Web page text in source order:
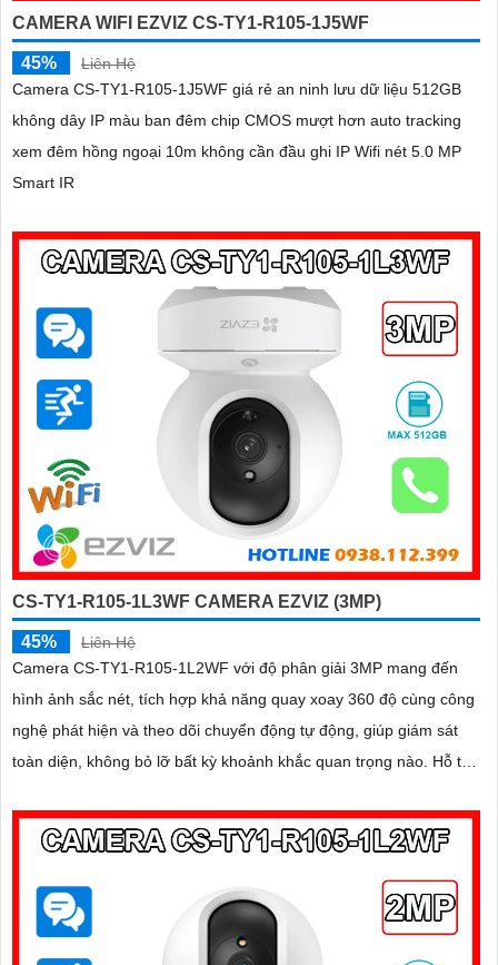
CAMERA WIFI EZVIZ CS-TY1-R105-1J5WF
45%
Liên Hệ
Camera CS-TY1-R105-1J5WF giá rẻ an ninh lưu dữ liệu 512GB
không dây IP màu ban đêm chip CMOS mượt hơn auto tracking
xem đêm hồng ngoại 10m không cần đầu ghi IP Wifi nét 5.0 MP
Smart IR
CS-TY1-R105-1L3WF CAMERA EZVIZ (3MP)
45%
Liên Hệ
Camera CS-TY1-R105-1L2WF với độ phân giải 3MP mang đến
hình ảnh sắc nét, tích hợp khả năng quay xoay 360 độ cùng công
nghệ phát hiện và theo dõi chuyển động tự động, giúp giám sát
toàn diện, không bỏ lỡ bất kỳ khoảnh khắc quan trọng nào. Hỗ trợ
cắm thẻ nhớ dung lượng 512GB, đây chính là camera tối ưu với
mức giá vô cùng hấp dẫn